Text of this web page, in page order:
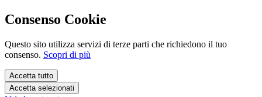
Consenso Cookie
Questo sito utilizza servizi di terze parti che richiedono il tuo
consenso. Scopri di più
Accetta tutto
Accetta selezionati